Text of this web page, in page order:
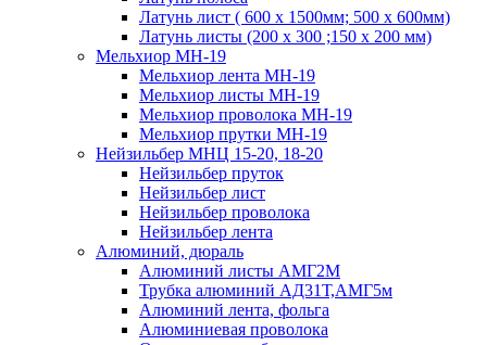
Латунь лист ( 600 х 1500мм; 500 х 600мм)
Латунь листы (200 х 300 ;150 х 200 мм)
Мельхиор МН-19
Мельхиор лента МН-19
Мельхиор листы МН-19
Мельхиор проволока МН-19
Мельхиор прутки МН-19
Нейзильбер МНЦ 15-20, 18-20
Нейзильбер пруток
Нейзильбер лист
Нейзильбер проволока
Нейзильбер лента
Алюминий, дюраль
Алюминий листы АМГ2М
Трубка алюминий АД31Т,АМГ5м
Алюминий лента, фольга
Алюминиевая проволока